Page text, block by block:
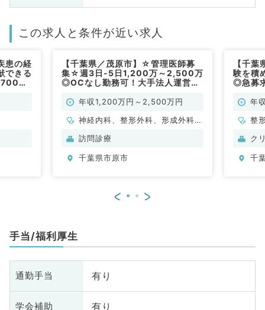
この求人と条件が近い求人
患の経
できる
万
【千葉県／茂原市】☆管理医師募
集☆週3日-5日1,200万～2,500万
◎OCなし勤務可！大手法人運営の
勤）年収1,200万円～2,500万円
神経内科、整形外科、形成外科、
脳神経外科、呼吸器外科、心臓血
環器内科、呼吸器内科、消化器内
外科、消化器外科、乳腺外科、膠
訪問診療
千葉県市原市
【千
験を積
◎急募
年
整
ク
千
< >
手当/福利厚生
通勤手当 有り
学会補助 有り